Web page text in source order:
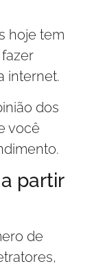
hoje tem
internet.
dos
você
partir
de